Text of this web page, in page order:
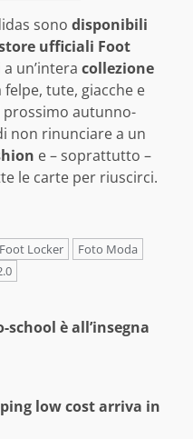
sono disponibili
ufficiali Foot
un’intera collezione
tute, giacche e
prossimo autunno-
non rinunciare a un
e – soprattutto –
le carte per riuscirci.
Foot Locker
Foto Moda
school è all’insegna
low cost arriva in